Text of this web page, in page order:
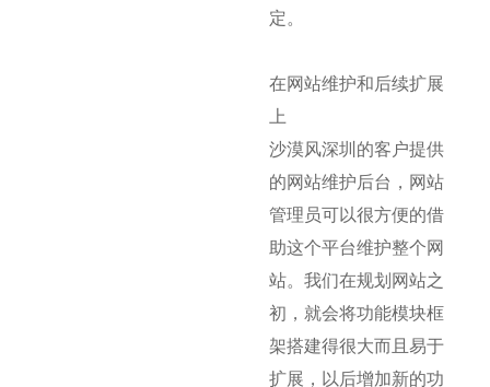
定。
在网站维护和后续扩展
上
沙漠风深圳的客户提供
的网站维护后台，网站
管理员可以很方便的借
助这个平台维护整个网
站。我们在规划网站之
初，就会将功能模块框
架搭建得很大而且易于
扩展，以后增加新的功